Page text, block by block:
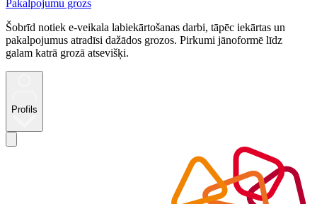
Pakalpojumu grozs
Šobrīd notiek e-veikala labiekārtošanas darbi, tāpēc iekārtas un
pakalpojumus atradīsi dažādos grozos. Pirkumi jānoformē līdz
galam katrā grozā atsevišķi.
Profils